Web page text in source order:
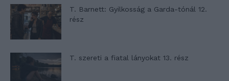
T. Barnett: Gyilkosság a Garda-tónál 12.
rész
T. szereti a fiatal lányokat 13. rész